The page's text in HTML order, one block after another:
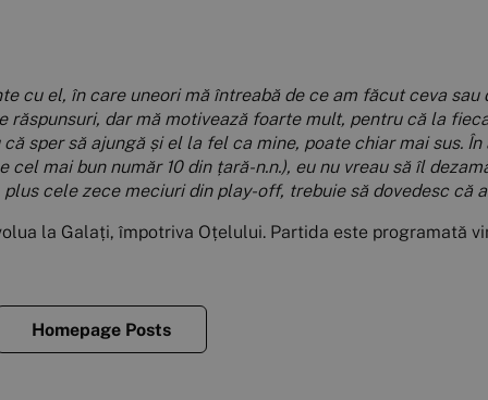
cu el, în care uneori mă întreabă de ce am făcut ceva sau
dar mă motivează foarte mult, pentru că la
sper să ajungă și el la fel ca mine, poate chiar mai sus.
mai bun număr 10 din țară-n.n.), eu nu vreau să îl
cele zece meciuri din play-off, trebuie să dovedesc că
la Galați, împotriva Oțelului. Partida este programată
Homepage Posts